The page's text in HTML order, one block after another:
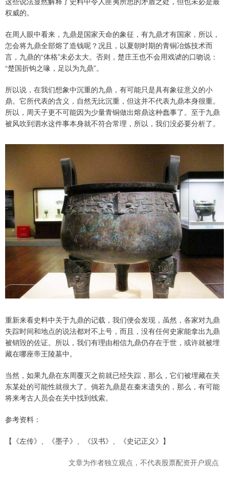
权威的。
在周人眼中看来，九鼎是国家天命的象征，有九鼎才有国家，所以，
怎会将九鼎全部熔了造钱呢？况且，以夏朝时期的青铜冶炼技术而
言，九鼎的“体格”未必太大。否则，楚庄王也不会用戏谑的口吻说：
“楚国折钩之喙，足以为九鼎”。
所以说，在我们想象中沉重的九鼎，有可能只是具有象征意义的小
鼎。它所代表的含义，自然无比沉重，但这并不代表九鼎本身很重。
所以，周天子更不可能因为少量青铜做出熔鼎这种蠢事了。至于九鼎
被风吹到泗水这件事本身就不符合常理，所以，我们没必要分析了。
重新来看史料中关于九鼎的记载，我们便会发现，虽然，各家对九鼎
失踪时间和地点的说法都对不上号，而且，没有任何史家能拿出九鼎
被销毁的佐证。所以，我们有理由相信九鼎仍存在于世，或许就被埋
藏在哪座帝王陵墓中。
当然，如果九鼎在东周覆灭之前就已经失踪，那么，它们被埋藏在关
东某处的可能性就很大了。倘若九鼎是在秦末遗失的，那么，有可能
将来考古人员会在关中找到线索。
参考资料：
【《左传》、《墨子》、《汉书》、《史记正义》】
文章为作者独立观点，不代表股票配资开户观点